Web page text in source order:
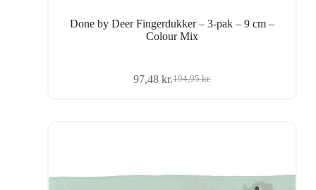
Done by Deer Fingerdukker – 3-pak – 9 cm –
Colour Mix
194,95kr.
Den
97,48 kr.Den